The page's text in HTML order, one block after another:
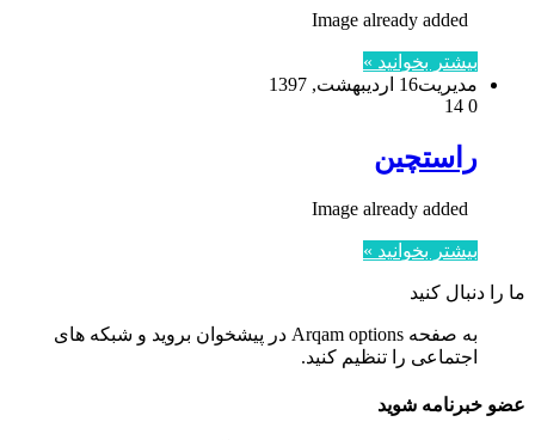
بیشتر بخوانید »
مدیریت16 اردیبهشت, 1397
0
راستچین
بیشتر بخوانید »
ما را دنبال کنید
به صفحه Arqam options در پیشخوان بروید و شبکه های
اجتماعی را تنظیم کنید.
عضو خبرنامه شوید